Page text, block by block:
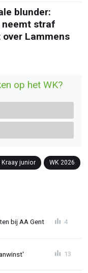
blunder:
neemt straf
Lammens
op het WK?
junior WK 2026
bij AA Gent 4
13